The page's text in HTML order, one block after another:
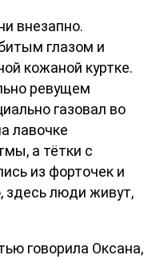
внезапно.
глазом и
кожаной куртке.
ревущем
газовал во
лавочке
а тётки с
из форточек и
здесь люди живут,
говорила Оксана,